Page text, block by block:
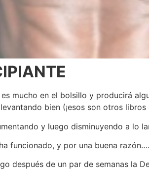
mucho en el bolsillo y producirá
bien (¡esos son otros libros
y luego disminuyendo a lo
funcionado, y por una buena razón….
después de un par de semanas la